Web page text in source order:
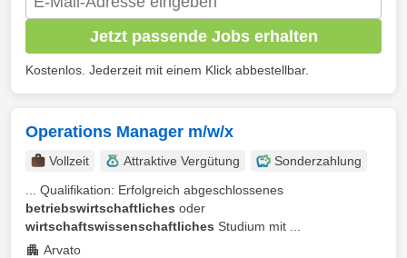
Jetzt passende Jobs erhalten
Kostenlos. Jederzeit mit einem Klick abbestellbar.
Operations Manager m/w/x
Vollzeit Attraktive Vergütung
Sonderzahlung
... Qualifikation: Erfolgreich abgeschlossenes
betriebswirtschaftliches oder
wirtschaftswissenschaftliches Studium mit ...
Arvato